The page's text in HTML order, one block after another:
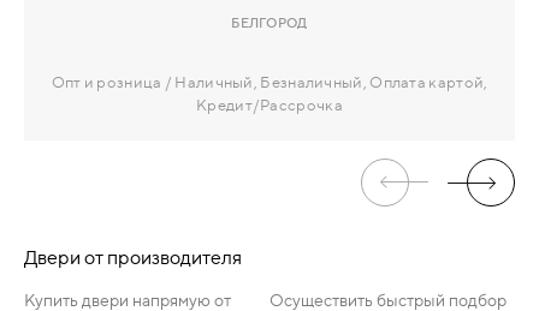
БЕЛГОРОД
Опт и розница
Наличный, Безналичный, Оплата картой,
Кредит/Рассрочка
Двери от производителя
Купить двери напрямую от
Осуществить быстрый подбор